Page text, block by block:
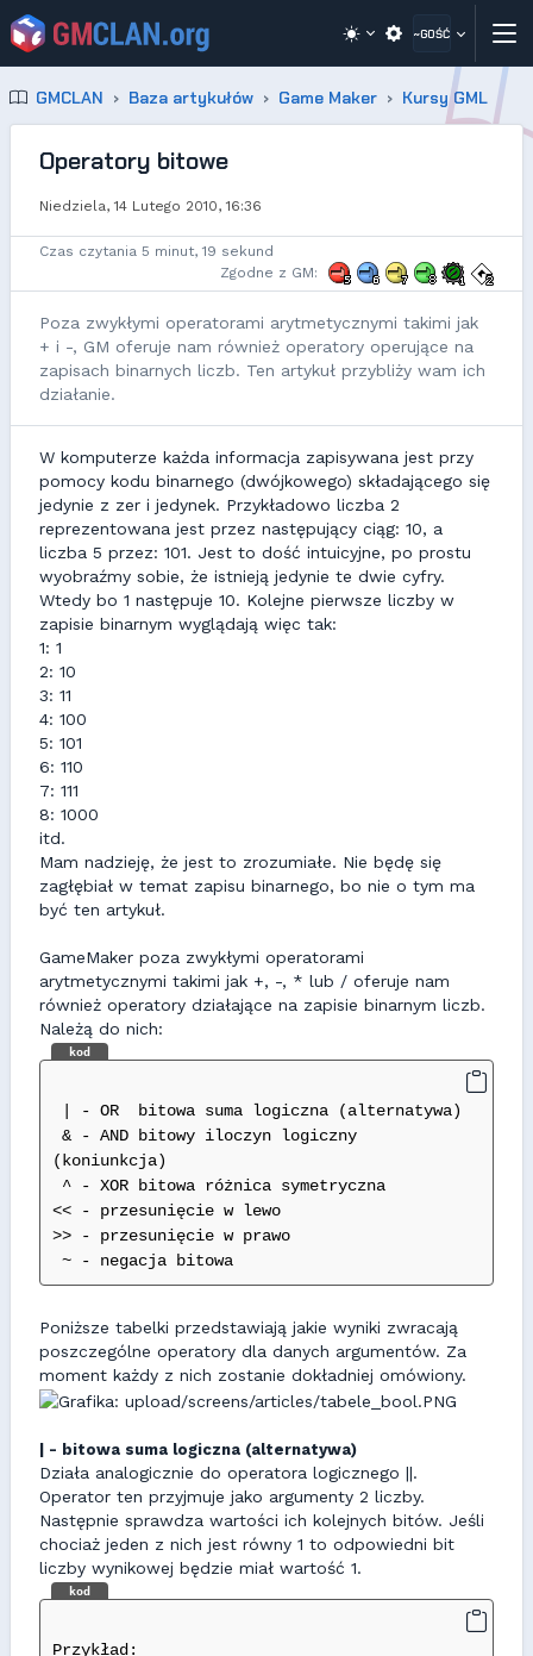
~GOŚĆ
GMCLAN Baza artykułów Game Maker Kursy GML
Operatory bitowe
Niedziela, 14 Lutego 2010, 16:36
Czas czytania 5 minut, 19 sekund
Zgodne z GM:
Poza zwykłymi operatorami arytmetycznymi takimi jak
+ i -, GM oferuje nam również operatory operujące na
zapisach binarnych liczb. Ten artykuł przybliży wam ich
działanie.
W komputerze każda informacja zapisywana jest przy
pomocy kodu binarnego (dwójkowego) składającego się
jedynie z zer i jedynek. Przykładowo liczba 2
reprezentowana jest przez następujący ciąg: 10, a
liczba 5 przez: 101. Jest to dość intuicyjne, po prostu
wyobraźmy sobie, że istnieją jedynie te dwie cyfry.
Wtedy bo 1 następuje 10. Kolejne pierwsze liczby w
zapisie binarnym wyglądają więc tak:
1: 1
2: 10
3: 11
4: 100
5: 101
6: 110
7: 111
8: 1000
itd.
Mam nadzieję, że jest to zrozumiałe. Nie będę się
zagłębiał w temat zapisu binarnego, bo nie o tym ma
być ten artykuł.
GameMaker poza zwykłymi operatorami
arytmetycznymi takimi jak +, -, * lub / oferuje nam
również operatory działające na zapisie binarnym liczb.
Należą do nich:
kod
| - OR  bitowa suma logiczna (alternatywa)
(koniunkcja)
^ - XOR bitowa różnica symetryczna
<< - przesunięcie w lewo
>> - przesunięcie w prawo
~ - negacja bitowa
Poniższe tabelki przedstawiają jakie wyniki zwracają
poszczególne operatory dla danych argumentów. Za
moment każdy z nich zostanie dokładniej omówiony.
| - bitowa suma logiczna (alternatywa)
Działa analogicznie do operatora logicznego ||.
Operator ten przyjmuje jako argumenty 2 liczby.
Następnie sprawdza wartości ich kolejnych bitów. Jeśli
chociaż jeden z nich jest równy 1 to odpowiedni bit
liczby wynikowej będzie miał wartość 1.
kod
Przykład: